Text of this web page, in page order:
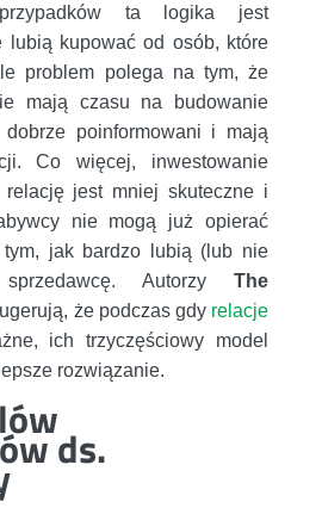
ta logika jest
lubią kupować od osób, które
problem polega na tym, że
mają czasu na budowanie
poinformowani i mają
Co więcej, inwestowanie
jest mniej skuteczne i
nie mogą już opierać
jak bardzo lubią (lub nie
Autorzy The
że podczas gdy relacje
ich trzyczęściowy model
rozwiązanie.
ds.